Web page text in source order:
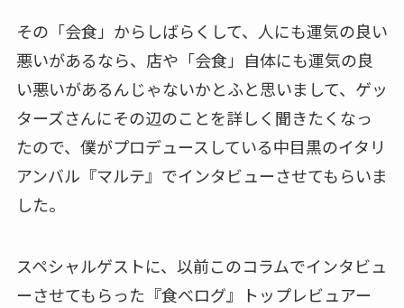
その「会食」からしばらくして、人にも運気の良い
悪いがあるなら、店や「会食」自体にも運気の良
い悪いがあるんじゃないかとふと思いまして、ゲッ
ターズさんにその辺のことを詳しく聞きたくなっ
たので、僕がプロデュースしている中目黒のイタリ
アンバル『マルテ』でインタビューさせてもらいま
した。
スペシャルゲストに、以前このコラムでインタビュ
ーさせてもらった『食べログ』トップレビュアー